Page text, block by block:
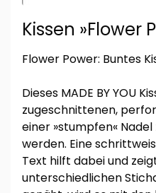
Kissen »Flower
Flower Power: Buntes
Dieses MADE BY YOU
zugeschnittenen,
einer »stumpfen«
werden. Eine
Text hilft dabei und
unterschiedlichen